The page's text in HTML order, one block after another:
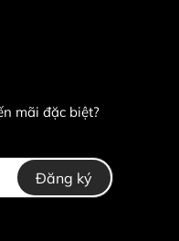
mãi đặc biệt?
Đăng ký